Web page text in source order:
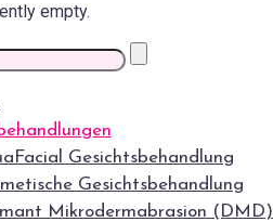
empty.
Gesichtsbehandlung
Gesichtsbehandlung
Mikrodermabrasion (DMD)